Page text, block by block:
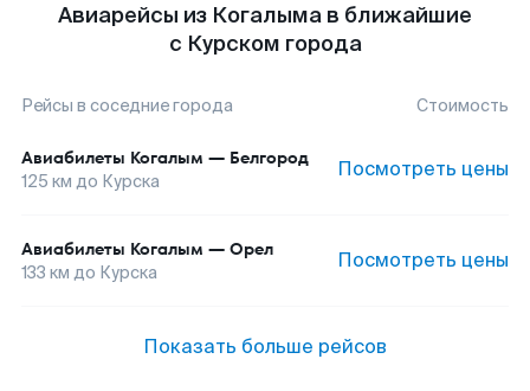
Авиарейсы из Когалыма в ближайшие
с Курском города
Рейсы в соседние города Стоимость
Авиабилеты Когалым — Белгород
125 км до Курска Посмотреть цены
Авиабилеты Когалым — Орел
133 км до Курска Посмотреть цены
Показать больше рейсов